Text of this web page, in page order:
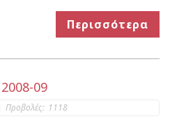
Περισσότερα
09
Προβολές: 1118